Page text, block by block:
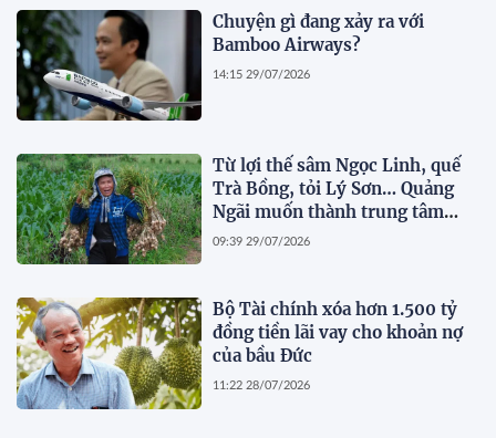
Chuyện gì đang xảy ra với
Bamboo Airways?
14:15 29/07/2026
Từ lợi thế sâm Ngọc Linh, quế
Trà Bồng, tỏi Lý Sơn… Quảng
Ngãi muốn thành trung tâm
dược liệu
09:39 29/07/2026
Bộ Tài chính xóa hơn 1.500 tỷ
đồng tiền lãi vay cho khoản nợ
của bầu Đức
11:22 28/07/2026